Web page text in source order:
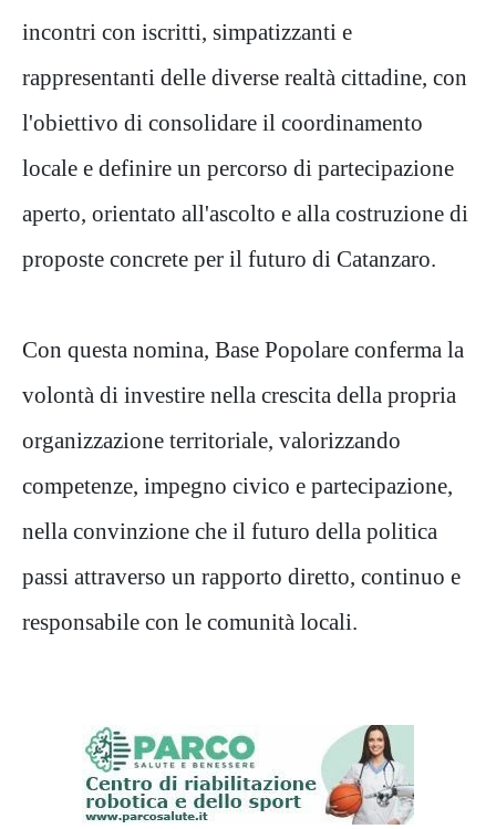
incontri con iscritti, simpatizzanti e
rappresentanti delle diverse realtà cittadine, con
l'obiettivo di consolidare il coordinamento
locale e definire un percorso di partecipazione
aperto, orientato all'ascolto e alla costruzione di
proposte concrete per il futuro di Catanzaro.
Con questa nomina, Base Popolare conferma la
volontà di investire nella crescita della propria
organizzazione territoriale, valorizzando
competenze, impegno civico e partecipazione,
nella convinzione che il futuro della politica
passi attraverso un rapporto diretto, continuo e
responsabile con le comunità locali.